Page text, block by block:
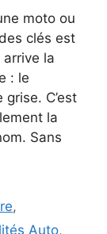
moto ou
clés est
la
: le
C’est
la
Sans
,
Auto,